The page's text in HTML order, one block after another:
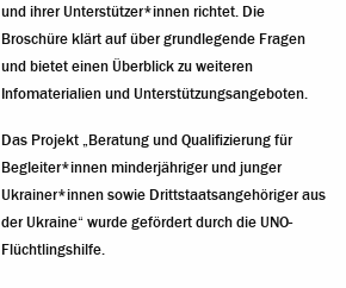
und ihrer Unterstützer*innen richtet. Die
Broschüre klärt auf über grundlegende Fragen
und bietet einen Überblick zu weiteren
Infomaterialien und Unterstützungsangeboten.
Das Projekt „Beratung und Qualifizierung für
Begleiter*innen minderjähriger und junger
Ukrainer*innen sowie Drittstaatsangehöriger aus
der Ukraine“ wurde gefördert durch die UNO-
Flüchtlingshilfe.